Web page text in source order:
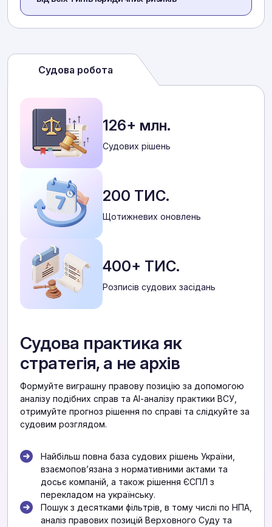
Судова робота
126+ млн.
Cудових рішень
200 ТИС.
Щотижневих оновлень
400+ ТИС.
Розписів судових засідань
Судова практика як
стратегія, а не архів
Формуйте виграшну правову позицію за допомогою
аналізу подібних справ та АІ-аналізу практики ВСУ,
отримуйте прогноз рішення по справі та слідкуйте за
судовим розглядом.
Найбільш повна база судових рішень України,
взаємоповʼязана з нормативними актами та
досьє компаній, а також рішення ЄСПЛ з
перекладом на українську.
Пошук з десятками фільтрів, в тому числі по НПА,
аналіз правових позицій Верховного Суду та